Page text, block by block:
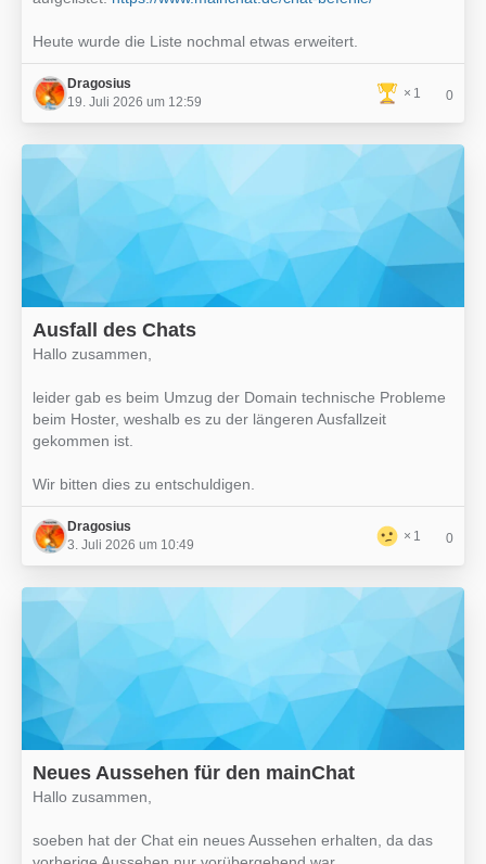
Heute wurde die Liste nochmal etwas erweitert.
Dragosius
19. Juli 2026 um 12:59
1 0
Ausfall des Chats
Hallo zusammen,
leider gab es beim Umzug der Domain technische Probleme
beim Hoster, weshalb es zu der längeren Ausfallzeit
gekommen ist.
Wir bitten dies zu entschuldigen.
Dragosius
3. Juli 2026 um 10:49
1 0
Neues Aussehen für den mainChat
Hallo zusammen,
soeben hat der Chat ein neues Aussehen erhalten, da das